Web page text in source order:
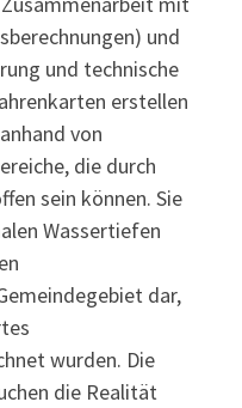
und
und technische
erstellen
von
die durch
sein können. Sie
Wassertiefen
dar,
wurden. Die
die Realität